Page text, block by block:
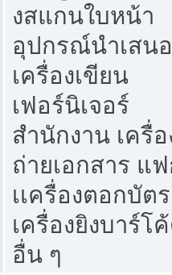
งสแกนใบหน้า
อุปกรณ์นำเสน
เครื่องเขียน
เฟอร์นิเจอร์
สำนักงาน เครื่อ
ถ่ายเอกสาร แ
เเครื่องตอกบัตร
เครื่องยิงบาร์โ
อื่น ๆ